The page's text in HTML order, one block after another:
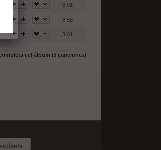
3:01
3:58
3:01
del álbum (5 canciones)